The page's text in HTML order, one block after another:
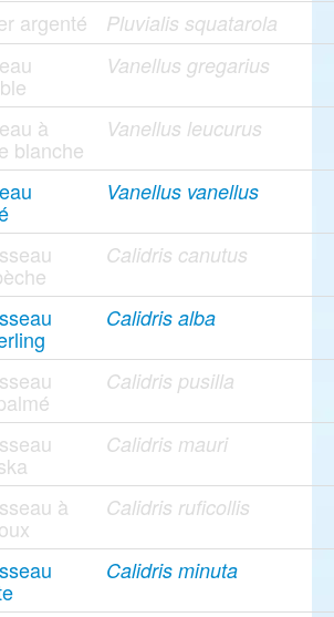
argenté Pluvialis squatarola
Vanellus gregarius
à
blanche
Vanellus leucurus
Vanellus vanellus
Calidris canutus
Calidris alba
Calidris pusilla
Calidris mauri
à Calidris ruficollis
Calidris minuta